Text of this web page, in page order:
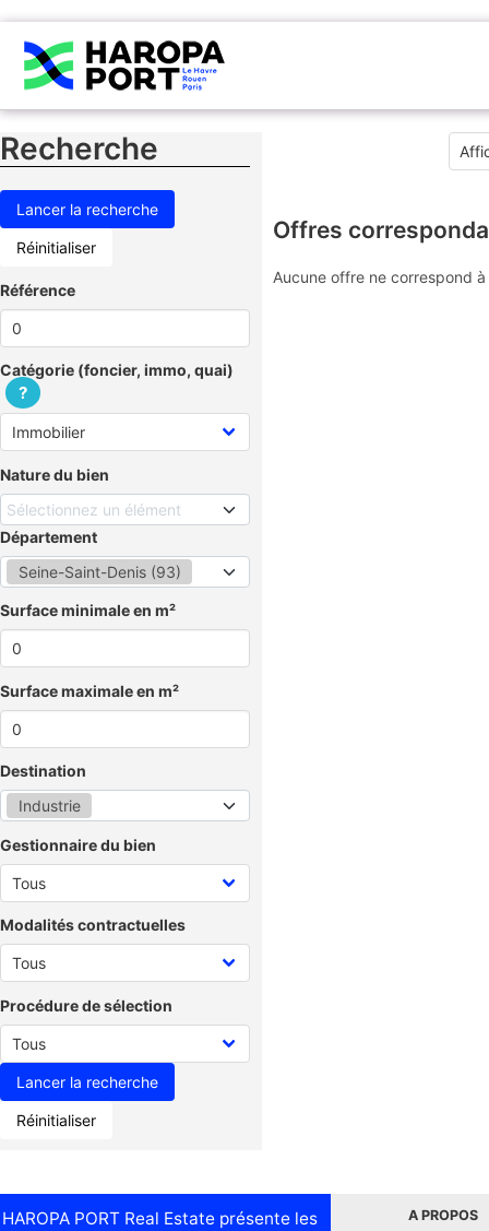
Recherche
Réinitialiser
Référence
Catégorie (foncier, immo, quai)
?
Nature du bien
Sélectionnez un élément
Département
Seine-Saint-Denis (93)
Surface minimale en m²
Surface maximale en m²
Destination
Industrie
Gestionnaire du bien
Modalités contractuelles
Procédure de sélection
Réinitialiser
Offres
Aucune offre ne correspond
HAROPA PORT Real Estate présente les
A PROPOS